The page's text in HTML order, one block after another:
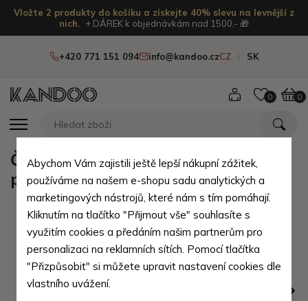
Vložte 2 produkty do košíku a získejte 40% slevu na levnější z
nich.
+ DÁREK k objednávkám nad 1500,- 🎁
+420 771 151 094 info@kandoo.czCZ SK
0 0
Černohnědá pánská kožená
peněženka - dolarovka Angelica
Abychom Vám zajistili ještě lepší nákupní zážitek,
používáme na našem e-shopu sadu analytických a
marketingových nástrojů, které nám s tím pomáhají.
Kliknutím na tlačítko "Přijmout vše" souhlasíte s
využitím cookies a předáním našim partnerům pro
personalizaci na reklamních sítích. Pomocí tlačítka
"Přizpůsobit" si můžete upravit nastavení cookies dle
vlastního uvážení.